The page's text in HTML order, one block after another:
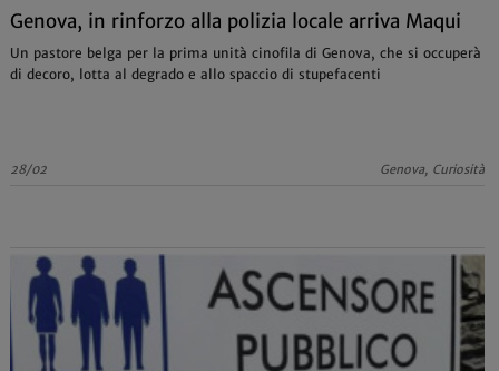
Genova, in rinforzo alla polizia locale arriva Maqui
Un pastore belga per la prima unità cinofila di Genova, che si occuperà
di decoro, lotta al degrado e allo spaccio di stupefacenti
28/02 Genova, Curiosità